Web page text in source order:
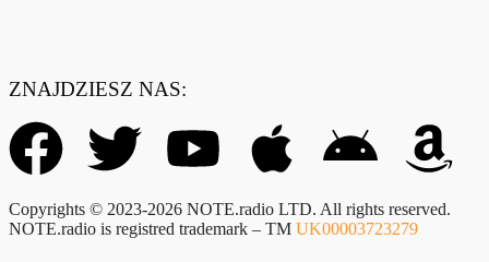
ZNAJDZIESZ NAS:
Copyrights © 2023-2026 NOTE.radio LTD. All rights reserved.
NOTE.radio is registred trademark – TM UK00003723279